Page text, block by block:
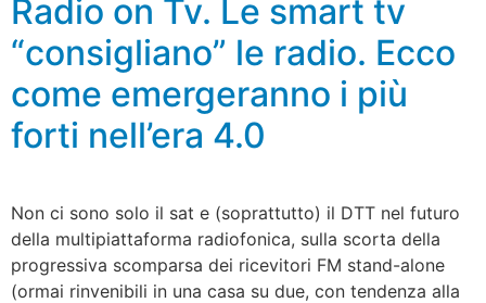
Radio on Tv. Le smart tv
“consigliano” le radio. Ecco
come emergeranno i più
forti nell’era 4.0
Non ci sono solo il sat e (soprattutto) il DTT nel futuro
della multipiattaforma radiofonica, sulla scorta della
progressiva scomparsa dei ricevitori FM stand-alone
(ormai rinvenibili in una casa su due, con tendenza alla